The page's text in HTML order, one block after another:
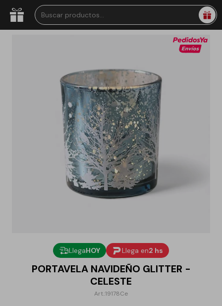
LlegaHOY Llega en2 hs
PORTAVELA NAVIDEÑO GLITTER -
CELESTE
19178Ce